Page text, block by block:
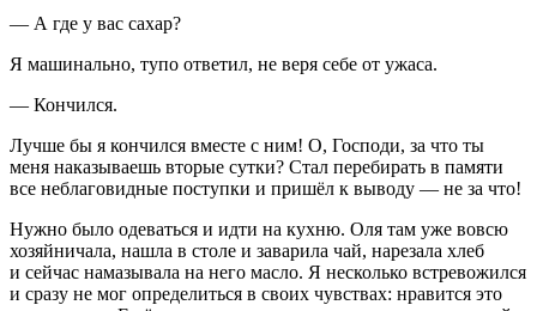
— А где у вас сахар?
Я машинально, тупо ответил, не веря себе от ужаса.
— Кончился.
Лучше бы я кончился вместе с ним! О, Господи, за что ты
меня наказываешь вторые сутки? Стал перебирать в памяти
все неблаговидные поступки и пришёл к выводу — не за что!
Нужно было одеваться и идти на кухню. Оля там уже вовсю
хозяйничала, нашла в столе и заварила чай, нарезала хлеб
и сейчас намазывала на него масло. Я несколько встревожился
и сразу не мог определиться в своих чувствах: нравится это